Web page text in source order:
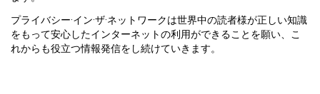
プライバシー·イン·ザ·ネットワークは世界中の読者様が正しい知識
をもって安心したインターネットの利用ができることを願い、こ
れからも役立つ情報発信をし続けていきます。